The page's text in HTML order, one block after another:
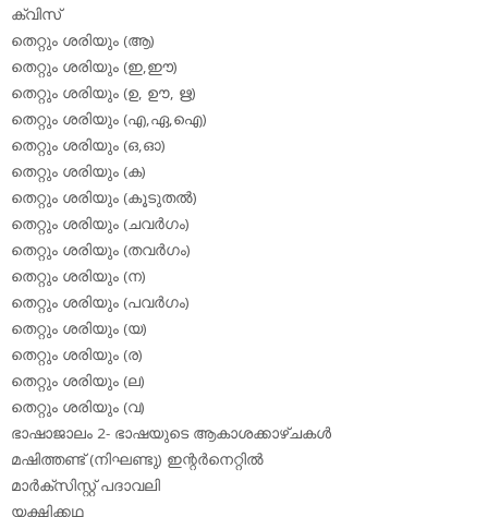
ക്വിസ്
തെറ്റും ശരിയും (ആ)
തെറ്റും ശരിയും (ഇ,ഈ)
തെറ്റും ശരിയും (ഉ, ഊ, ഋ)
തെറ്റും ശരിയും (എ,ഏ,ഐ)
തെറ്റും ശരിയും (ഒ,ഓ)
തെറ്റും ശരിയും (ക)
തെറ്റും ശരിയും (കൂടുതല്‍)
തെറ്റും ശരിയും (ചവര്‍ഗം)
തെറ്റും ശരിയും (തവര്‍ഗം)
തെറ്റും ശരിയും (ന)
തെറ്റും ശരിയും (പവര്‍ഗം)
തെറ്റും ശരിയും (യ)
തെറ്റും ശരിയും (ര)
തെറ്റും ശരിയും (ല)
തെറ്റും ശരിയും (വ)
ഭാഷാജാലം 2- ഭാഷയുടെ ആകാശക്കാഴ്ചകള്‍
മഷിത്തണ്ട് (നിഘണ്ടു) ഇന്റര്‍നെറ്റില്‍
മാര്‍ക്‌സിസ്റ്റ് പദാവലി
യക്ഷിക്കഥ